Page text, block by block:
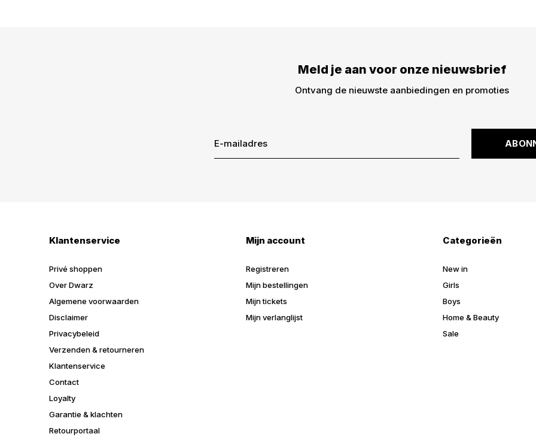
Meld je aan voor onze nieuwsbrief
Ontvang de nieuwste aanbiedingen en promoties
Klantenservice
Privé shoppen
Over Dwarz
Algemene voorwaarden
Disclaimer
Privacybeleid
Verzenden & retourneren
Klantenservice
Contact
Loyalty
Garantie & klachten
Retourportaal
Mijn account
Registreren
Mijn bestellingen
Mijn tickets
Mijn verlanglijst
Categorieën
New in
Girls
Boys
Home & Beauty
Sale